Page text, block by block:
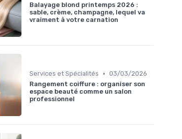
Balayage blond printemps 2026 :
sable, crème, champagne, lequel va
vraiment à votre carnation
Services et Spécialités • 03/03/2026
Rangement coiffure : organiser son
espace beauté comme un salon
professionnel